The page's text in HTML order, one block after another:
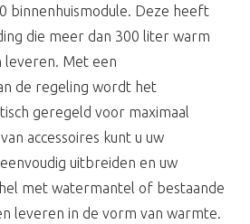
binnenhuismodule. Deze heeft
die meer dan 300 liter warm
leveren. Met een
de regeling wordt het
geregeld voor maximaal
accessoires kunt u uw
uitbreiden en uw
met watermantel of bestaande
leveren in de vorm van warmte.